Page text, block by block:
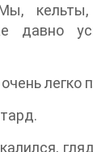
кельты,
давно
легко